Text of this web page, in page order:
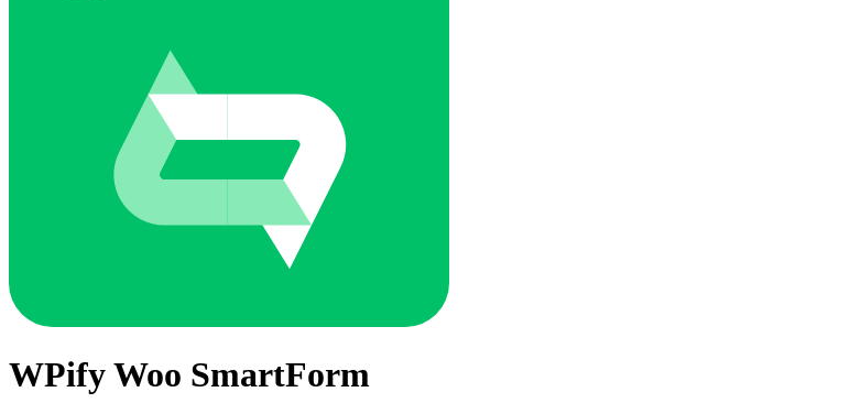
WPify Woo SmartForm